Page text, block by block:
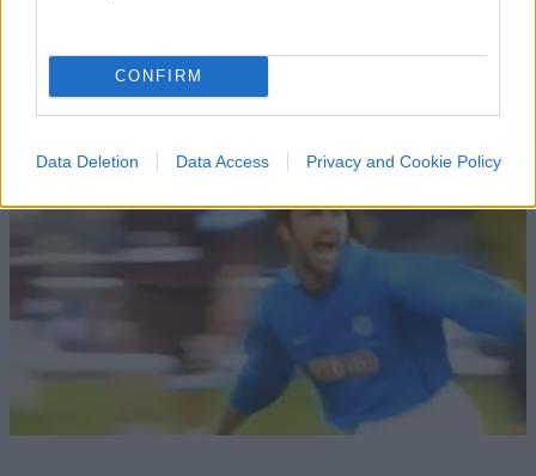
CONFIRM
Data Deletion Data Access Privacy and Cookie Policy
Redazione
7 Agosto 2026, 16:02